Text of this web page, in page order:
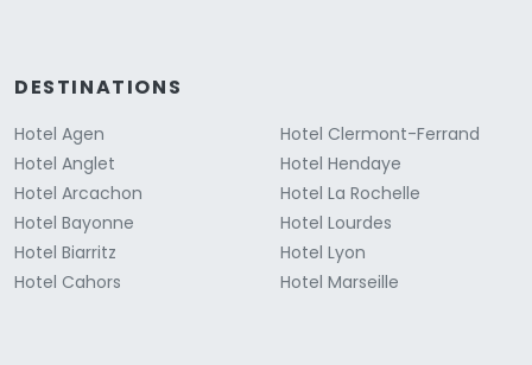
DESTINATIONS
Hotel Agen
Hotel Anglet
Hotel Arcachon
Hotel Bayonne
Hotel Biarritz
Hotel Cahors
Hotel Clermont-Ferrand
Hotel Hendaye
Hotel La Rochelle
Hotel Lourdes
Hotel Lyon
Hotel Marseille